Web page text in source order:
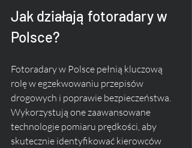
Jak działają fotoradary w
Polsce?
Fotoradary w Polsce pełnią kluczową
rolę w egzekwowaniu przepisów
drogowych i poprawie bezpieczeństwa.
Wykorzystują one zaawansowane
technologie pomiaru prędkości, aby
skutecznie identyfikować kierowców